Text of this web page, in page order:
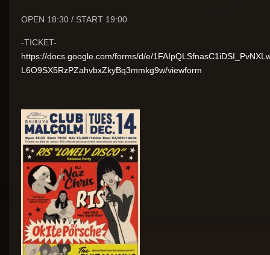
OPEN 18:30 / START 19:00
-TICKET-
https://docs.google.com/forms/d/e/
L6O9SX5RzPZahvbxZkyBq3mmkg9w/viewform